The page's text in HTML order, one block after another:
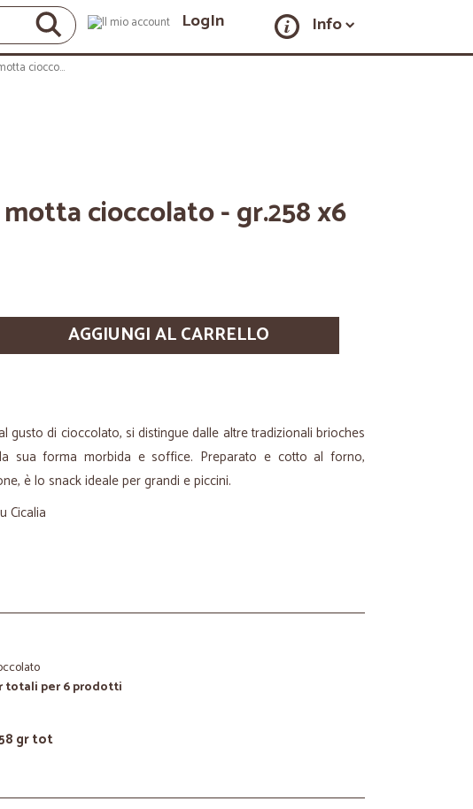
LogIn Info
Buondi motta cioccolato - gr.258 x6
cioccolato - gr.258 x6
AGGIUNGI AL CARRELLO
gusto di cioccolato, si distingue dalle altre tradizionali brioches
sua forma morbida e soffice. Preparato e cotto al forno,
è lo snack ideale per grandi e piccini.
Cicalia
totali per 6 prodotti
gr tot